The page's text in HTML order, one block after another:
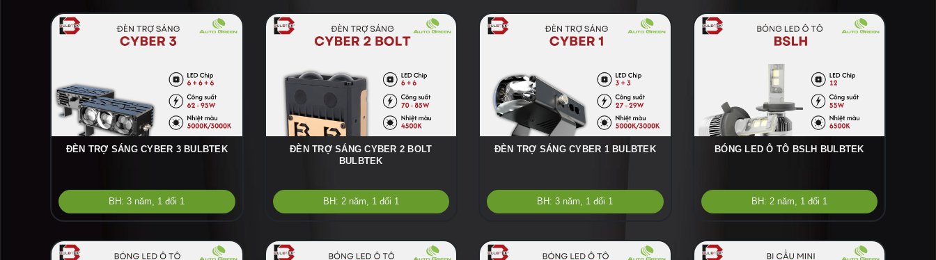
ĐÈN TRỢ SÁNG CYBER 3 BULBTEK
BH: 3 năm, 1 đổi 1
ĐÈN TRỢ SÁNG CYBER 2 BOLT
BULBTEK
BH: 2 năm, 1 đổi 1
ĐÈN TRỢ SÁNG CYBER 1 BULBTEK
BH: 3 năm, 1 đổi 1
BÓNG LED Ô TÔ BSLH BULBTEK
BH: 2 năm, 1 đổi 1